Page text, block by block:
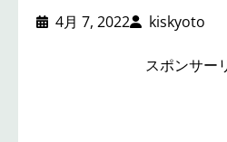
4月 7, 2022 kiskyoto
スポンサー